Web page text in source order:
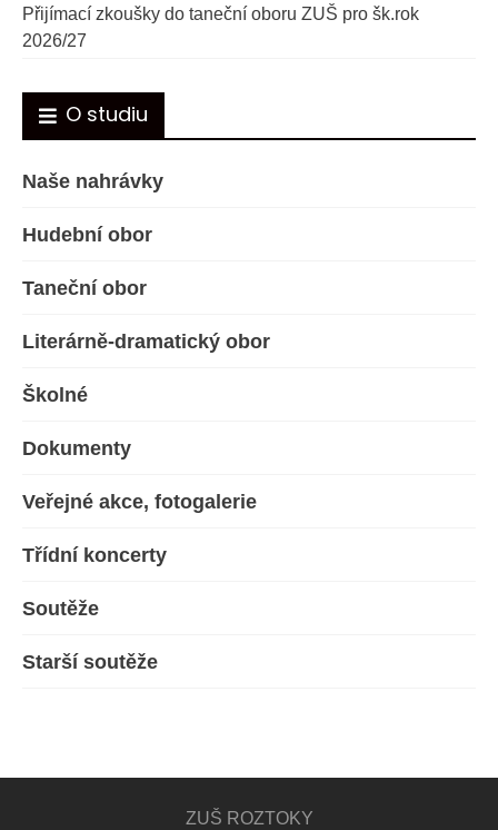
Přijímací zkoušky do taneční oboru ZUŠ pro šk.rok
2026/27
O studiu
Naše nahrávky
Hudební obor
Taneční obor
Literárně-dramatický obor
Školné
Dokumenty
Veřejné akce, fotogalerie
Třídní koncerty
Soutěže
Starší soutěže
ZUŠ ROZTOKY